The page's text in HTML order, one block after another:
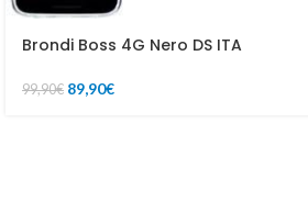
Brondi Boss 4G Nero DS ITA
99,90€ 89,90€